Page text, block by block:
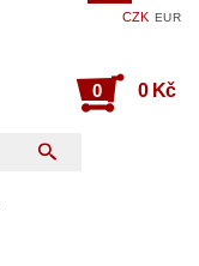
CZK EUR
0 0 Kč